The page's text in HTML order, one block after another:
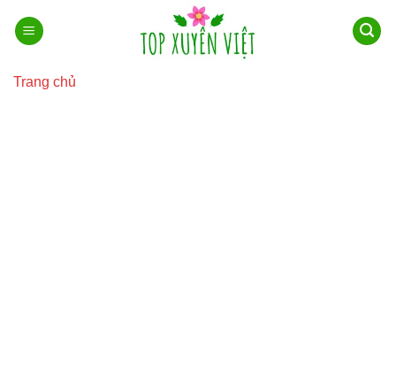
qua
dung
Trang chủ